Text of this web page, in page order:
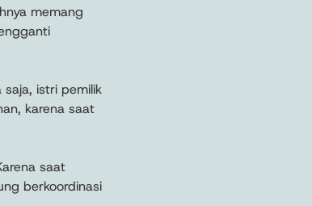
memang
istri pemilik
karena saat
saat
berkoordinasi